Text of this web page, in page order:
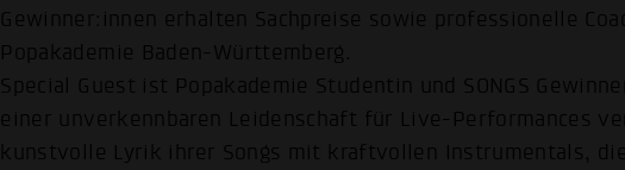
Gewinner:innen erhalten Sachpreise sowie professionelle
Popakademie Baden-Württemberg.
Special Guest ist Popakademie Studentin und SONGS
einer unverkennbaren Leidenschaft für Live-Performances
kunstvolle Lyrik ihrer Songs mit kraftvollen Instrumentals,